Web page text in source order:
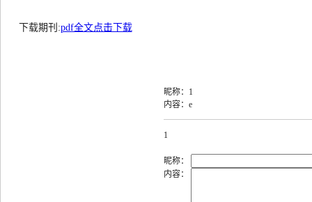
下载期刊:pdf全文点击下载
昵称：1
内容：e
1
昵称：
内容：